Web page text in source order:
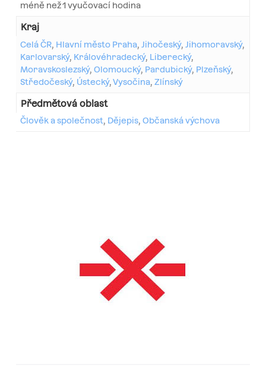
méně než 1 vyučovací hodina
Kraj
Celá ČR, Hlavní město Praha, Jihočeský, Jihomoravský,
Karlovarský, Královéhradecký, Liberecký,
Moravskoslezský, Olomoucký, Pardubický, Plzeňský,
Středočeský, Ústecký, Vysočina, Zlínský
Předmětová oblast
Člověk a společnost, Dějepis, Občanská výchova